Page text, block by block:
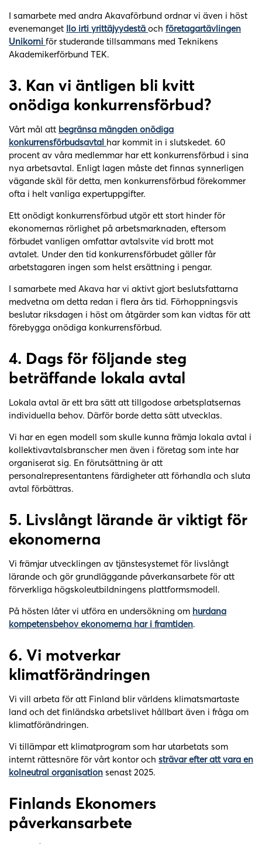
I samarbete med andra Akavaförbund ordnar vi även i höst
evenemanget Ilo irti yrittäjyydestä och företagartävlingen
Unikorni för studerande tillsammans med Teknikens
Akademikerförbund TEK.
3. Kan vi äntligen bli kvitt
onödiga konkurrensförbud?
Vårt mål att begränsa mängden onödiga
konkurrensförbudsavtal har kommit in i slutskedet. 60
procent av våra medlemmar har ett konkurrensförbud i sina
nya arbetsavtal. Enligt lagen måste det finnas synnerligen
vägande skäl för detta, men konkurrensförbud förekommer
ofta i helt vanliga expertuppgifter.
Ett onödigt konkurrensförbud utgör ett stort hinder för
ekonomernas rörlighet på arbetsmarknaden, eftersom
förbudet vanligen omfattar avtalsvite vid brott mot
avtalet. Under den tid konkurrensförbudet gäller får
arbetstagaren ingen som helst ersättning i pengar.
I samarbete med Akava har vi aktivt gjort beslutsfattarna
medvetna om detta redan i flera års tid. Förhoppningsvis
beslutar riksdagen i höst om åtgärder som kan vidtas för att
förebygga onödiga konkurrensförbud.
4. Dags för följande steg
beträffande lokala avtal
Lokala avtal är ett bra sätt att tillgodose arbetsplatsernas
individuella behov. Därför borde detta sätt utvecklas.
Vi har en egen modell som skulle kunna främja lokala avtal i
kollektivavtalsbranscher men även i företag som inte har
organiserat sig. En förutsättning är att
personalrepresentantens färdigheter att förhandla och sluta
avtal förbättras.
5. Livslångt lärande är viktigt för
ekonomerna
Vi främjar utvecklingen av tjänstesystemet för livslångt
lärande och gör grundläggande påverkansarbete för att
förverkliga högskoleutbildningens plattformsmodell.
På hösten låter vi utföra en undersökning om hurdana
kompetensbehov ekonomerna har i framtiden.
6. Vi motverkar
klimatförändringen
Vi vill arbeta för att Finland blir världens klimatsmartaste
land och det finländska arbetslivet hållbart även i fråga om
klimatförändringen.
Vi tillämpar ett klimatprogram som har utarbetats som
internt rättesnöre för vårt kontor och strävar efter att vara en
kolneutral organisation senast 2025.
Finlands Ekonomers
påverkansarbete